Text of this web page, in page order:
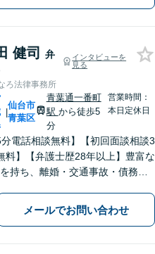
健司
弁
インタビューを
見る
ろ法律事務所
|
仙台市
青葉区
青葉通一番町
駅 から徒歩5
分
営業時間：
本日定休日
分電話相談無料】【初回面談相談3
料】【弁護士歴28年以上】豊富な
持ち、離婚・交通事故・債務整
司法書士や税理士と連携。【青葉
番町駅5分】
メールでお問い合わせ